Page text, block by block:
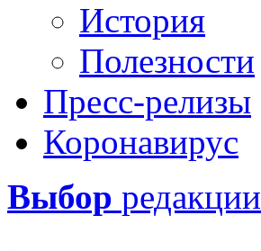
История
Полезности
Пресс-релизы
Коронавирус
Выбор редакции